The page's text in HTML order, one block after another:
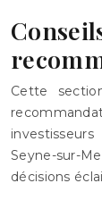
Cette
Seyne-sur-
décisions